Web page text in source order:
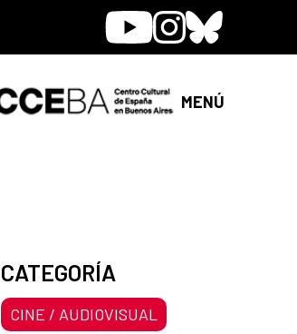
YoutubeInstagram
Bluesky
MENÚ
CATEGORÍA
CINE / AUDIOVISUAL